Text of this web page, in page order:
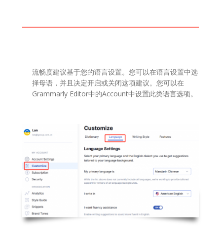
流畅度建议基于您的语言设置。您可以在语言设置中选
择母语，并且决定开启或关闭这项建议。您可以在
Grammarly Editor中的Account中设置此类语言选项。